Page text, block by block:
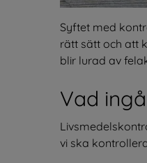
Syftet med
rätt sätt och att
blir lurad av
Vad
vi ska